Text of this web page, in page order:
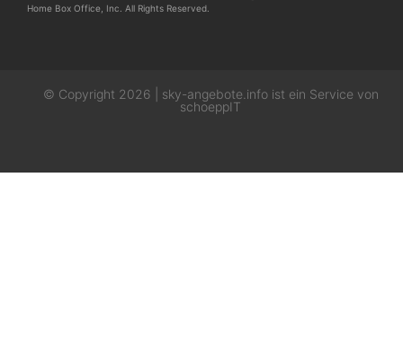
Home Box Office, Inc. All Rights Reserved.
© Copyright 2026 | sky-angebote.info ist ein Service von
schoeppIT